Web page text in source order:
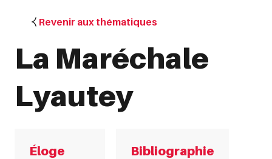
Revenir aux thématiques
La Maréchale
Lyautey
Éloge
Bibliographie